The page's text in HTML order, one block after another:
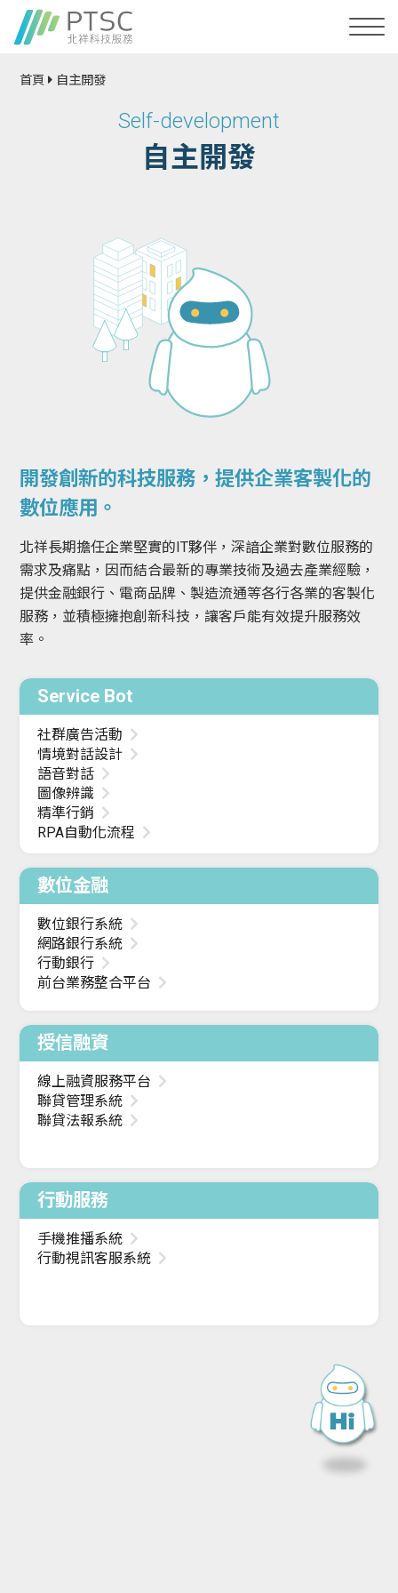
首頁 自主開發
Self-development
自主開發
開發創新的科技服務，提供企業客製化的
數位應用。
北祥長期擔任企業堅實的IT夥伴，深諳企業對數位服務的
需求及痛點，因而結合最新的專業技術及過去產業經驗，
提供金融銀行、電商品牌、製造流通等各行各業的客製化
服務，並積極擁抱創新科技，讓客戶能有效提升服務效
率。
Service Bot
社群廣告活動
情境對話設計
語音對話
圖像辨識
精準行銷
RPA自動化流程
數位金融
數位銀行系統
網路銀行系統
行動銀行
前台業務整合平台
授信融資
線上融資服務平台
聯貸管理系統
聯貸法報系統
行動服務
手機推播系統
行動視訊客服系統